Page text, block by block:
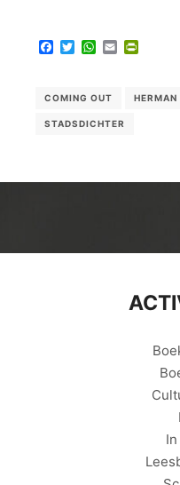
Facebook
TwitterWhatsApp
Email
COMING OUT
STADSDICHTER